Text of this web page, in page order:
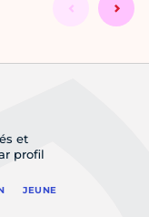
et
profil
JEUNE